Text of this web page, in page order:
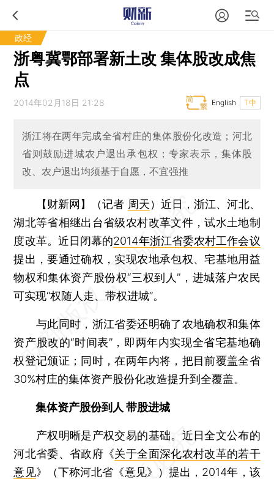
政经
浙粤冀鄂部署新土改 集体股改成焦
点
2014年02月18日 21:28 T中
English
浙江将在两年完成全省村庄的集体股份化改造；河北
省则鼓励进城农户退出承包权；专家表示，集体股
改、农户退出均须基于自愿，不宜强推
【财新网】（记者 周天） 近日，浙江、河北、
湖北等省相继出台省级农村改革文件，试水土地制
度改革。近日闭幕的2014年浙江省委农村工作会议
提出，要通过确权，实现农地承包权、宅基地用益
物权和集体资产股份权“三权到人”，进城落户农民
可实现“权随人走、带权进城”。
与此同时，浙江省委还明确了农地确权和集体
资产股改的“时间表”，即两年内实现全省宅基地确
权登记颁证；同时，在两年内将，把目前覆盖全省
30%村庄的集体资产股份化改造提升到全覆盖。
集体资产股份到人 带股进城
产权明晰是产权交易的基础。近日全文公布的
河北省委、省政府《关于全面深化农村改革的若干
意见》（下称河北省《意见》）提出，2014年，该